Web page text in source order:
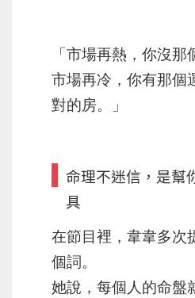
「市場再熱，你沒那
市場再冷，你有那個
對的房。」
命理不迷信，是幫
具
在節目裡，韋韋多次
個詞。
她說，每個人的命盤